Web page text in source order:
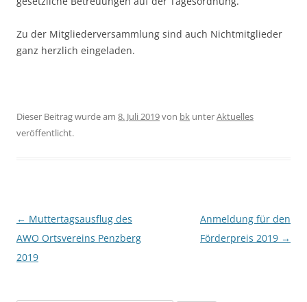
Zu der Mitgliederversammlung sind auch Nichtmitglieder
ganz herzlich eingeladen.
Dieser Beitrag wurde am 8. Juli 2019von bk unterAktuelles
veröffentlicht.
Beitragsnavigation
← Muttertagsausflug des
AWO Ortsvereins Penzberg
2019
Anmeldung für den
Förderpreis 2019 →